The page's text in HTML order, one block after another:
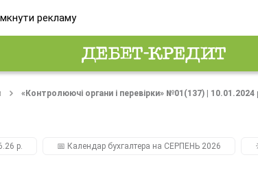
рекламу
«Контролюючі органи і перевірки» №01(137) | 10.01.2024
р. 📅 Календар бухгалтера на СЕРПЕНЬ 2026